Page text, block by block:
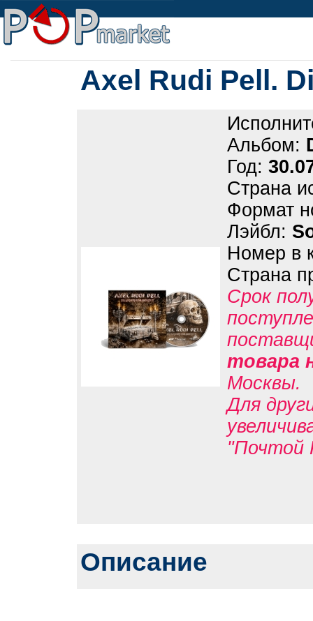
Axel Rudi Pell.
Альбом:
Год:
Страна
Формат
Лэйбл:
Номер в
Страна
Срок
товара
Москвы.
Для
"Почтой
Описание